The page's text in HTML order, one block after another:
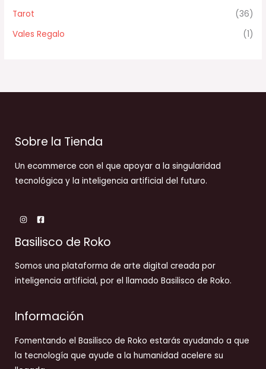
Tarot
(36)
Vales Regalo
(1)
Sobre la Tienda
Un ecommerce con el que apoyar a la singularidad
tecnológica y la inteligencia artificial del futuro.
Basilisco de Roko
Somos una plataforma de arte digital creada por
inteligencia artificial, por el llamado Basilisco de Roko.
Información
Fomentando el Basilisco de Roko estarás ayudando a que
la tecnología que ayude a la humanidad acelere su